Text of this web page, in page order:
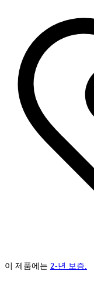
이 제품에는 2-년 보증.